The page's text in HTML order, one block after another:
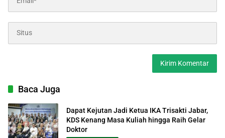
Baca Juga
Dapat Kejutan Jadi Ketua IKA Trisakti Jabar,
KDS Kenang Masa Kuliah hingga Raih Gelar
Doktor